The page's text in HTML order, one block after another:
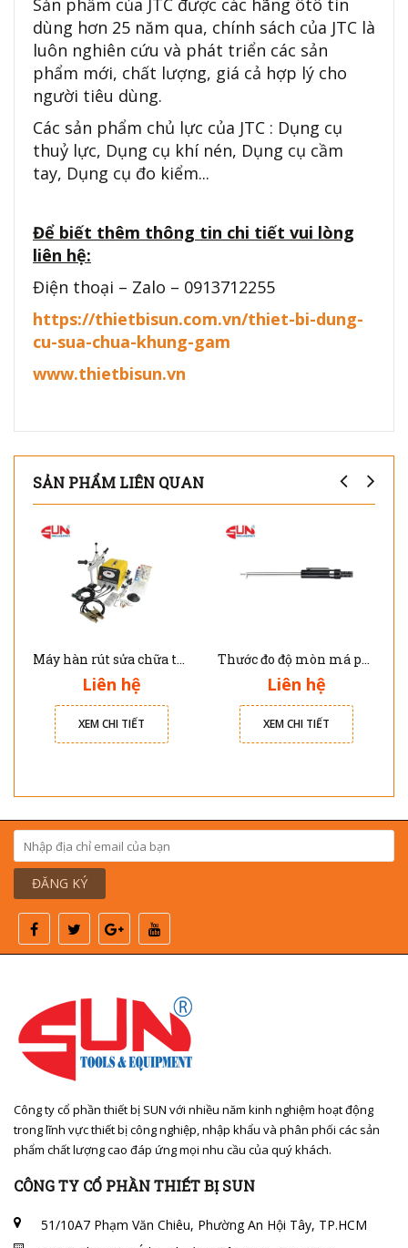
Sản phẩm của JTC được các hãng ôtô tin
dùng hơn 25 năm qua, chính sách của JTC là
luôn nghiên cứu và phát triển các sản
phẩm mới, chất lượng, giá cả hợp lý cho
người tiêu dùng.
Các sản phẩm chủ lực của JTC : Dụng cụ
thuỷ lực, Dụng cụ khí nén, Dụng cụ cầm
tay, Dụng cụ đo kiểm...
Để biết thêm thông tin chi tiết vui lòng
liên hệ:
Điện thoại – Zalo – 0913712255
https://thietbisun.com.vn/thiet-bi-dung-
cu-sua-chua-khung-gam
www.thietbisun.vn
SẢN PHẨM LIÊN QUAN
Máy hàn rút sửa chữa thân vỏ nhôm xe ô tô Solary AL7E
Liên hệ
XEM CHI TIẾT
Thước đo độ mòn má phanh JTC 4564
Liên hệ
XEM CHI TIẾT
ĐĂNG KÝ
Công ty cổ phần thiết bị SUN với nhiều năm kinh nghiệm hoạt động
trong lĩnh vực thiết bị công nghiệp, nhập khẩu và phân phối các sản
phẩm chất lượng cao đáp ứng mọi nhu cầu của quý khách.
CÔNG TY CỔ PHẦN THIẾT BỊ SUN
51/10A7 Phạm Văn Chiêu, Phường An Hội Tây, TP.HCM